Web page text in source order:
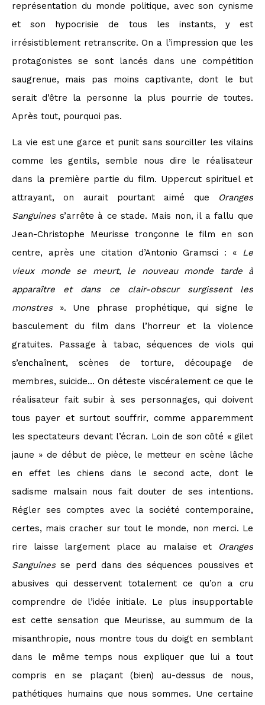
représentation du monde politique, avec son cynisme
et son hypocrisie de tous les instants, y est
irrésistiblement retranscrite. On a l’impression que les
protagonistes se sont lancés dans une compétition
saugrenue, mais pas moins captivante, dont le but
serait d’être la personne la plus pourrie de toutes.
Après tout, pourquoi pas.
La vie est une garce et punit sans sourciller les vilains
comme les gentils, semble nous dire le réalisateur
dans la première partie du film. Uppercut spirituel et
attrayant, on aurait pourtant aimé que
Oranges
Sanguiness’arrête à ce stade. Mais non, il a fallu que
Jean-Christophe Meurisse tronçonne le film en son
centre, après une citation d’Antonio Gramsci : « Le
vieux monde se meurt, le nouveau monde tarde à
apparaître et dans ce clair-obscur surgissent les
monstres ». Une phrase prophétique, qui signe le
basculement du film dans l’horreur et la violence
gratuites. Passage à tabac, séquences de viols qui
s’enchaînent, scènes de torture, découpage de
membres, suicide… On déteste viscéralement ce que le
réalisateur fait subir à ses personnages, qui doivent
tous payer et surtout souffrir, comme apparemment
les spectateurs devant l’écran. Loin de son côté « gilet
jaune » de début de pièce, le metteur en scène lâche
en effet les chiens dans le second acte, dont le
sadisme malsain nous fait douter de ses intentions.
Régler ses comptes avec la société contemporaine,
certes, mais cracher sur tout le monde, non merci. Le
rire laisse largement place au malaise et
Oranges
Sanguinesse perd dans des séquences poussives et
abusives qui desservent totalement ce qu’on a cru
comprendre de l’idée initiale. Le plus insupportable
est cette sensation que Meurisse, au summum de la
misanthropie, nous montre tous du doigt en semblant
dans le même temps nous expliquer que lui a tout
compris en se plaçant (bien) au-dessus de nous,
pathétiques humains que nous sommes. Une certaine